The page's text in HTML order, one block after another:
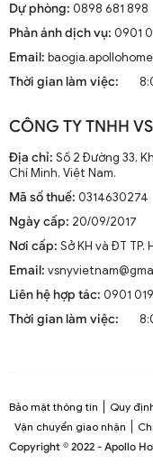
Xu hướng hiện tại
Hiện nay,
sống. Chúng
1.2. Cấu Tạo và
Cấu trúc tổng
cơ, cánh quạt,
được chế tạo
composite để
Nguyên lý hoạt
Động cơ điện
khí tuần hoàn
Công nghệ tiên
Dự phòng: 0898 681 898
Phản ánh dịch vụ: 0901
Email:
Thời gian làm việc:
CÔNG TY TNHH
Địa chỉ: Số 2 Đường 33,
Chí Minh, Việt Nam.
Mã số thuế: 0314630274
Ngày cấp: 20/09/2017
Nơi cấp: Sở KH và ĐT TP.
Email:
Liên hệ hợp tác: 0901
Thời gian làm việc:
Bảo mật thông tin
Quy
Vận chuyển giao nhận
Copyright © 2022 - Apollo